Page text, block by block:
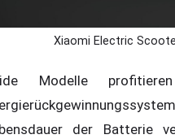
Xiaomi Electric
Modelle
der Batterie